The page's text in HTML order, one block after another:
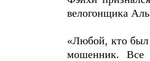
велогонщика
«Любой, кто был
мошенник. Все